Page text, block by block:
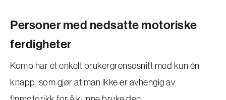
Personer med nedsatte motoriske
ferdigheter
Komp har et enkelt brukergrensesnitt med kun én
knapp, som gjør at man ikke er avhengig av